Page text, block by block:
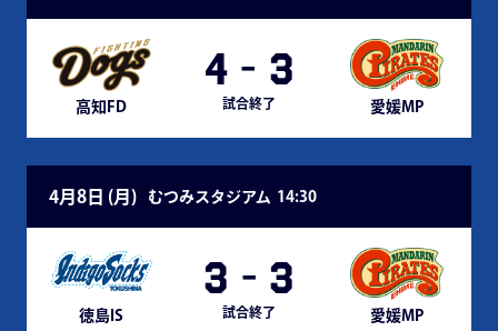
高知FD
4 - 3
試合終了 愛媛MP
4月8日 (月 ) むつみスタジアム 14:30
徳島IS
3 - 3
試合終了 愛媛MP